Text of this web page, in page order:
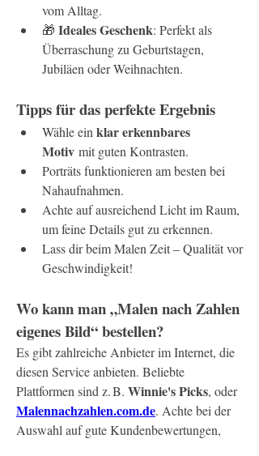
vom Alltag.
🎁 Ideales Geschenk: Perfekt als
Überraschung zu Geburtstagen,
Jubiläen oder Weihnachten.
Tipps für das perfekte Ergebnis
Wähle ein klar erkennbares
Motiv mit guten Kontrasten.
Porträts funktionieren am besten bei
Nahaufnahmen.
Achte auf ausreichend Licht im Raum,
um feine Details gut zu erkennen.
Lass dir beim Malen Zeit – Qualität vor
Geschwindigkeit!
Wo kann man „Malen nach Zahlen
eigenes Bild“ bestellen?
Es gibt zahlreiche Anbieter im Internet, die
diesen Service anbieten. Beliebte
Plattformen sind z. B. Winnie's Picks , oder
Malennachzahlen.com.de. Achte bei der
Auswahl auf gute Kundenbewertungen,